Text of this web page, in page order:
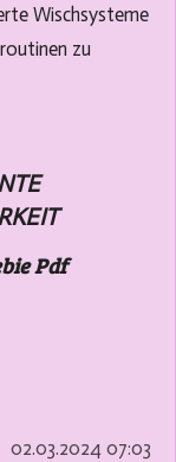
Wischsysteme
zu
Pdf
02.03.2024 07:03